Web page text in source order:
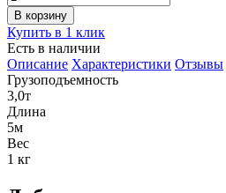
Купить в 1 клик
Есть в наличии
Описание Характеристики Отзывы
Грузоподъемность
3,0т
Длина
5м
Вес
1 кг